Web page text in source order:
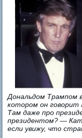
Дональдом Трампом
котором он говорит
Там даже про
президентом? —
если увижу, что